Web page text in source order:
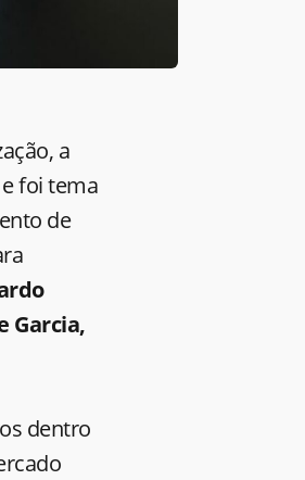
a
e foi tema
de
Garcia,
dentro